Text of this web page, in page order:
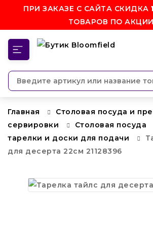
ПРИ ЗАКАЗЕ С САЙТА СКИДКА
ТОВАРОВ ПО
Главная
Столовая посуда и
сервировки
Столовая посуда
тарелки и доски для подачи
для десерта 22см 21128396